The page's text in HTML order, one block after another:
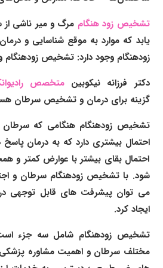
تشخیص زود هنگام مرگ و میر ناشی
یابد که موارد به موقع شناسایی و
زودهنگام وجود دارد: تشخیص زودهنگام
دکتر فرزانه نیکوبین متخصص
گزینه برای درمان و تشخیص سرطان
تشخیص زودهنگام هنگامی که سرطان
احتمال بیشتری دارد که به درمان
احتمال بقای بیشتر با عوارض کمتر و
شود. با تشخیص زودهنگام سرطان و
می توان پیشرفت های قابل توجهی در
ایجاد کرد.
تشخیص زودهنگام شامل سه جزء است:
مختلف سرطان و اهمیت مشاوره پزشکی